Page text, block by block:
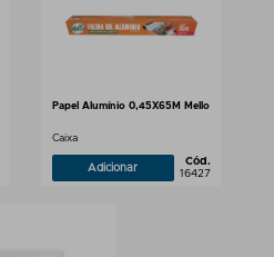
Papel Alumínio 0,45X65M Mello
Caixa
Adicionar
Cód.
16427